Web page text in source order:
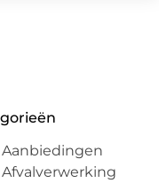
Aanbiedingen
Afvalverwerking